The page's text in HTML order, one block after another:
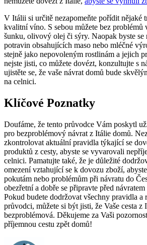
V Itálii si určitě nezapomeňte pořídit nějaké
kvalitní víno. S sebou můžete bez problémů
šunku, olivový olej či sýry. Naopak byste
potravin obsahujících maso nebo mléčné
stejně jako nepovoleným rostlinám a jejich
nejste jisti, co můžete dovézt, konzultujte s
ujistěte se, že vaše návrat domů bude
na celnici.
Klíčové Poznatky
Doufáme, že tento průvodce Vám poskytl
pro bezproblémový návrat z Itálie domů.
zkontrolovat aktuální pravidla týkající se
produktů z cesty, abyste se vyvarovali
celnici. Pamatujte také, že je důležité
omezení vztahující se k dovozu zboží,
pokutám nebo problémům při návratu do
obezřetní a dobře se připravte před
Pokud budete dodržovat všechny pravidla a
průvodci, můžete si být jisti, že Vaše cesta z
bezproblémová. Děkujeme za Vaši
příjemnou cestu zpět domů!